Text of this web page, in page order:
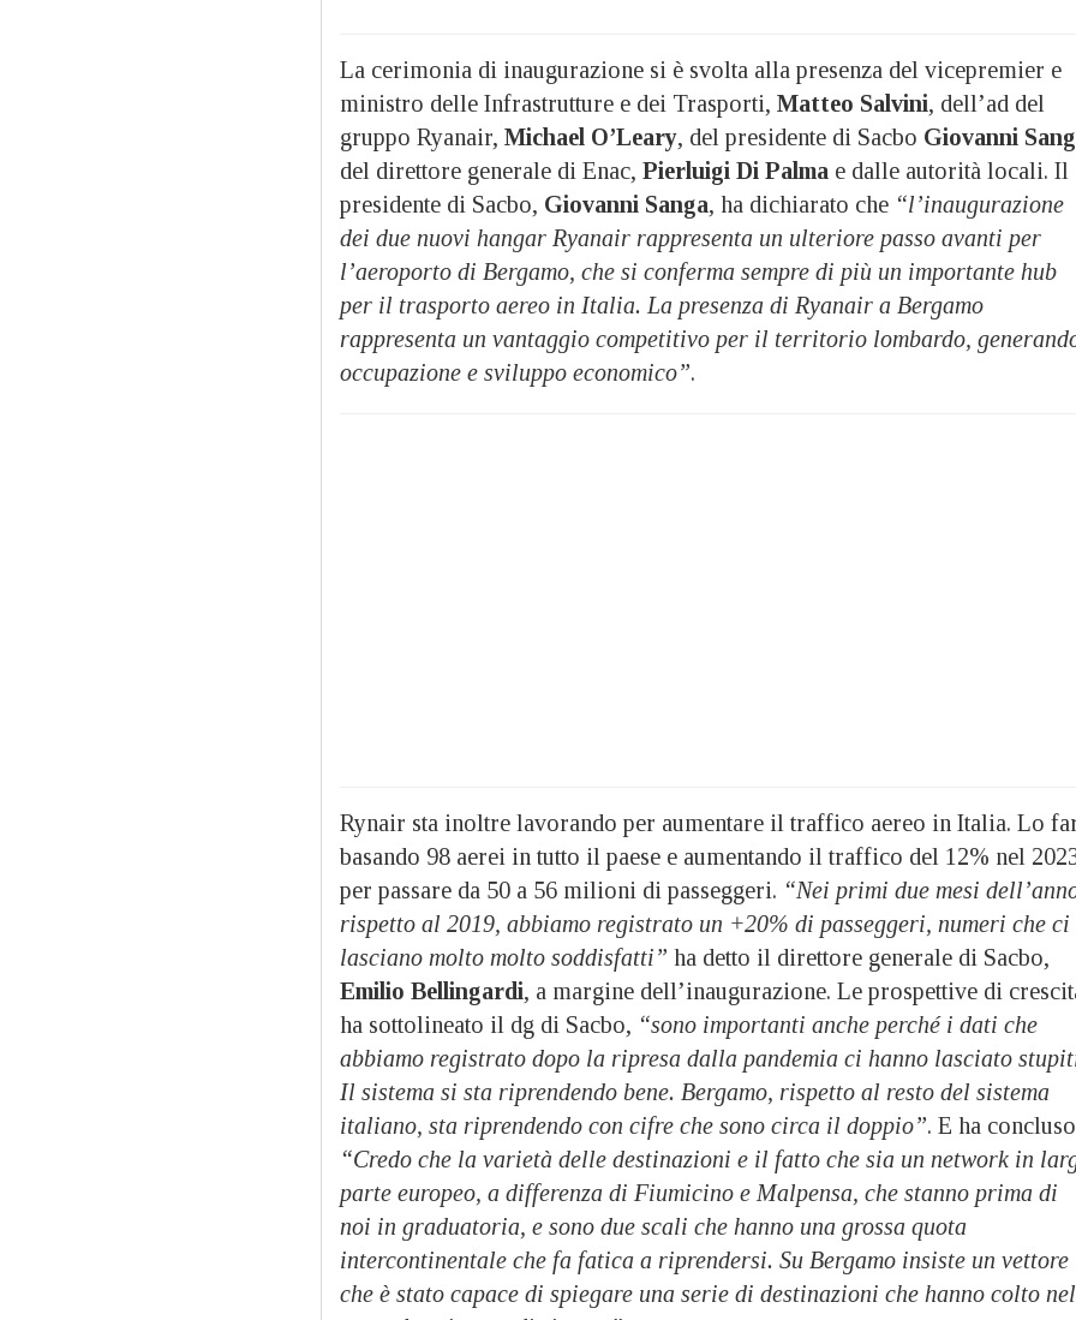
La cerimonia di inaugurazione si è svolta alla presenza del vicepremier e
ministro delle Infrastrutture e dei Trasporti, Matteo Salvini, dell’ad del
gruppo Ryanair, Michael O’Leary, del presidente di Sacbo Giovanni
del direttore generale di Enac, Pierluigi Di Palma e dalle autorità locali. Il
presidente di Sacbo, Giovanni Sanga, ha dichiarato che “l’inaugurazione
dei due nuovi hangar Ryanair rappresenta un ulteriore passo avanti per
l’aeroporto di Bergamo, che si conferma sempre di più un importante hub
per il trasporto aereo in Italia. La presenza di Ryanair a Bergamo
rappresenta un vantaggio competitivo per il territorio lombardo,
occupazione e sviluppo economico”.
Rynair sta inoltre lavorando per aumentare il traffico aereo in Italia. Lo
basando 98 aerei in tutto il paese e aumentando il traffico del 12% nel
per passare da 50 a 56 milioni di passeggeri. “Nei primi due mesi
rispetto al 2019, abbiamo registrato un +20% di passeggeri, numeri che ci
lasciano molto molto soddisfatti” ha detto il direttore generale di Sacbo,
Emilio Bellingardi, a margine dell’inaugurazione. Le prospettive di
ha sottolineato il dg di Sacbo, “sono importanti anche perché i dati che
abbiamo registrato dopo la ripresa dalla pandemia ci hanno lasciato
Il sistema si sta riprendendo bene. Bergamo, rispetto al resto del sistema
italiano, sta riprendendo con cifre che sono circa il doppio”. E ha
“Credo che la varietà delle destinazioni e il fatto che sia un network in
parte europeo, a differenza di Fiumicino e Malpensa, che stanno prima di
noi in graduatoria, e sono due scali che hanno una grossa quota
intercontinentale che fa fatica a riprendersi. Su Bergamo insiste un vettore
che è stato capace di spiegare una serie di destinazioni che hanno colto nel